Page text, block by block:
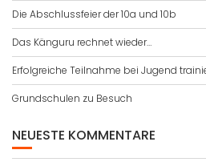
Die Abschlussfeier der 10a und 10b
Das Känguru rechnet wieder…
Erfolgreiche Teilnahme bei Jugend
Grundschulen zu Besuch
NEUESTE KOMMENTARE